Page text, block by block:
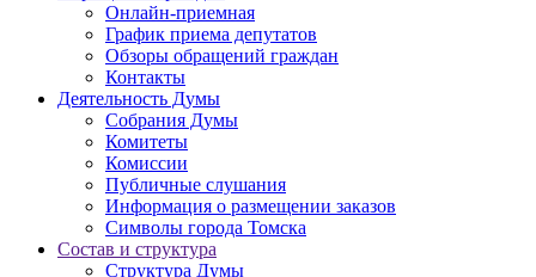
Онлайн-приемная
График приема депутатов
Обзоры обращений граждан
Контакты
Деятельность Думы
Собрания Думы
Комитеты
Комиссии
Публичные слушания
Информация о размещении заказов
Символы города Томска
Состав и структура
Структура Думы